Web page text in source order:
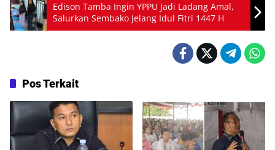
Edison Tamba Ingin YPPU Jadi Ladang Amal,
Salurkan Sembako Jelang Idul Fitri 1447 H
Pos Terkait